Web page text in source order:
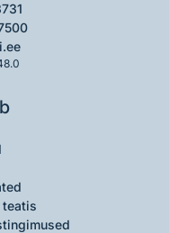
teatis